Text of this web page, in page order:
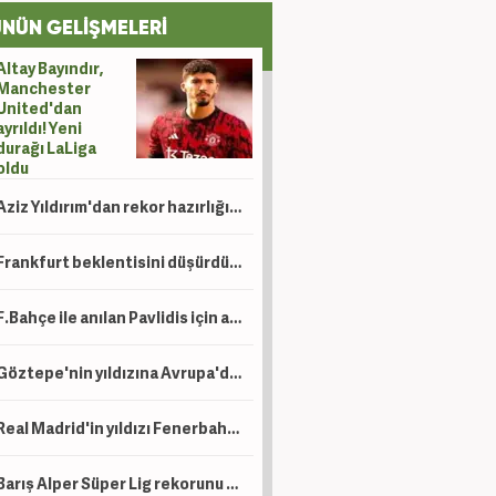
GELİŞMELERİ
Bayındır,
Yeni
LaLiga
Aziz Yıldırım'dan rekor hazırlığı! Fenerbahçe tarihinin en pahalı transferini yapabilir
Frankfurt beklentisini düşürdü! G.Saray, Can için teklifini yükseltti
F.Bahçe ile anılan Pavlidis için ayrılık sorusuna kaçamak cevap
Göztepe'nin yıldızına Avrupa'dan sürpriz talip! Kasa yine dolacak
Real Madrid'in yıldızı Fenerbahçe için kararını verdi!
Barış Alper Süper Lig rekorunu kırarak ayrılabilir!